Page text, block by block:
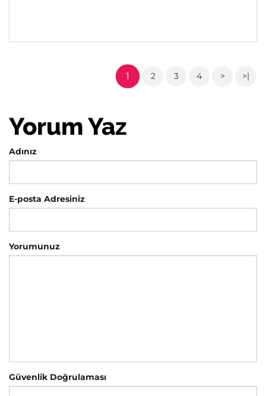
1 2 3 4 > >|
Yorum Yaz
Adınız
E-posta Adresiniz
Yorumunuz
Güvenlik Doğrulaması